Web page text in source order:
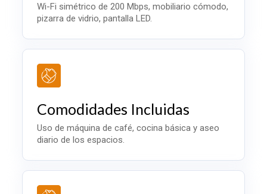
Wi-Fi simétrico de 200 Mbps, mobiliario cómodo,
pizarra de vidrio, pantalla LED.
Comodidades Incluidas
Uso de máquina de café, cocina básica y aseo
diario de los espacios.